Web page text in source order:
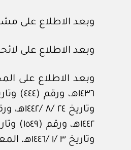
وبعد الاطلاع على
وبعد الاطلاع على لائحة جمع
وتاريخ ٣ /١ /١٤٤٦هـ، المعدة في هيئة الخبراء بمجلس الوزراء.